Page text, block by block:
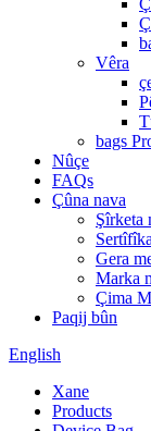
Vêra
bags
Nûçe
FAQs
Çûna nava
Şîrketa
Gera
Marka
Çima
Paqij bûn
English
Xane
Products